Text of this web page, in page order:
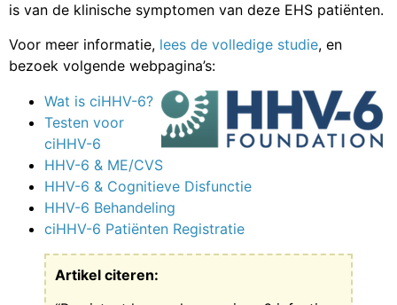
is van de klinische symptomen van deze EHS patiënten.
Voor meer informatie, lees de volledige studie, en
bezoek volgende webpagina’s:
Wat is ciHHV-6?
Testen voor
ciHHV-6
HHV-6 & ME/CVS
HHV-6 & Cognitieve Disfunctie
HHV-6 Behandeling
ciHHV-6 Patiënten Registratie
Artikel citeren: